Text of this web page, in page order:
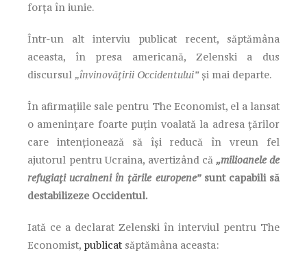
forța în iunie.
Într-un alt interviu publicat recent, săptămâna
aceasta, în presa americană, Zelenski a dus
discursul „învinovățirii Occidentului”și mai departe.
În afirmațiile sale pentru The Economist, el a lansat
o amenințare foarte puțin voalată la adresa țărilor
care intenționează să își reducă în vreun fel
ajutorul pentru Ucraina, avertizând că „milioanele de
refugiați ucraineni în țările europene”sunt capabili să
destabilizeze Occidentul.
Iată ce a declarat Zelenski în interviul pentru The
Economist, publicat săptămâna aceasta: